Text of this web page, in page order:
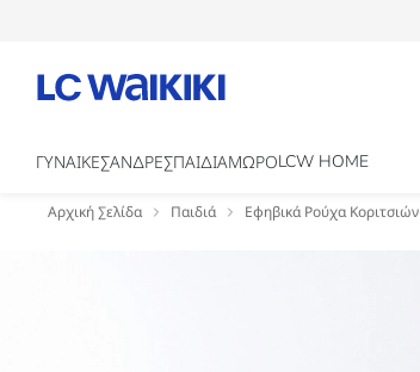
ΓΥΝΑΙΚΕΣΑΝΔΡΕΣΠΑΙΔΙΑΜΩΡΟLCW HOME
Αρχική Σελίδα Παιδιά Εφηβικά Ρούχα Κοριτσιών